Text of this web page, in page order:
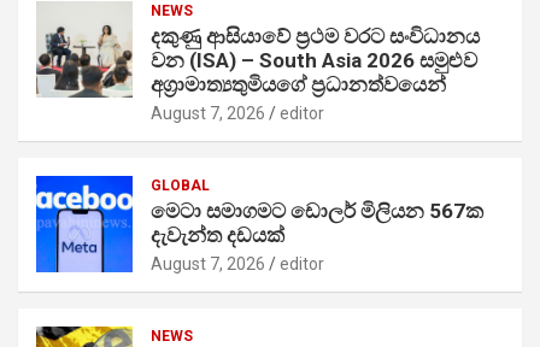
NEWS
දකුණු ආසියාවේ ප්‍රථම වරට සංවිධානය
වන (ISA) – South Asia 2026 සමුළුව
අග්‍රාමාත්‍යතුමියගේ ප්‍රධානත්වයෙන්
August 7, 2026 editor
GLOBAL
මෙටා සමාගමට ඩොලර් මිලියන 567ක
දැවැන්ත දඩයක්
August 7, 2026 editor
NEWS